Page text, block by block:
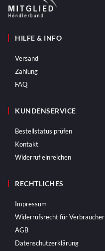
HILFE & INFO
Versand
Zahlung
FAQ
KUNDENSERVICE
Bestellstatus prüfen
Kontakt
Widerruf einreichen
RECHTLICHES
Impressum
Widerrufsrecht für Verbraucher
AGB
Datenschutzerklärung